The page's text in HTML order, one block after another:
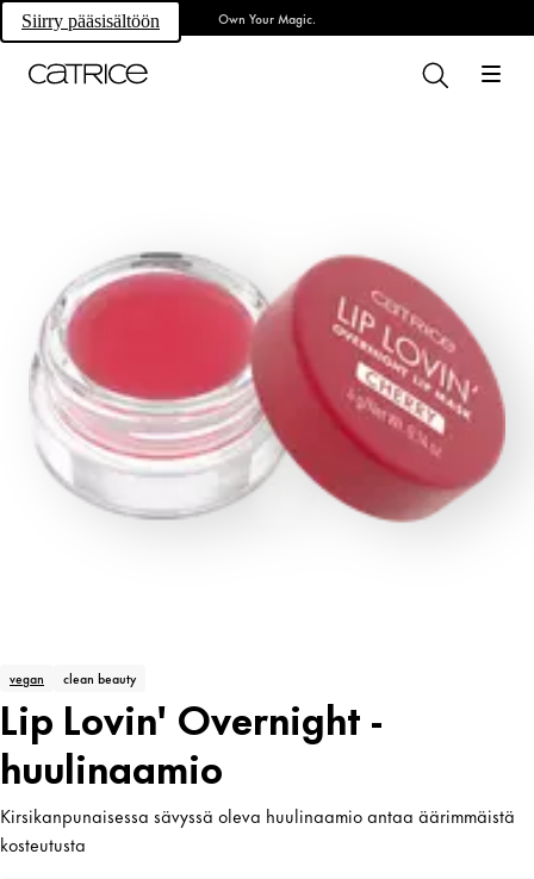
Siirry pääsisältöön Own Your Magic.
vegan clean beauty
Lip Lovin' Overnight -
huulinaamio
Kirsikanpunaisessa sävyssä oleva huulinaamio antaa äärimmäistä
kosteutusta